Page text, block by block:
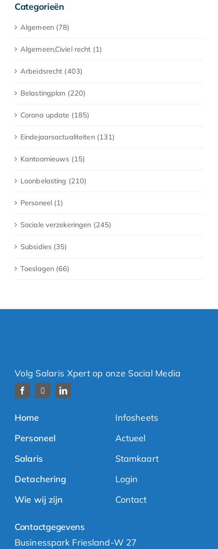
Categorieën
Algemeen (78)
Algemeen,Civiel recht (1)
Arbeidsrecht (403)
Belastingplan (220)
Corona update (185)
Eindejaarsactualiteiten (131)
Kantoornieuws (15)
Loonbelasting (210)
Personeel (1)
Sociale verzekeringen (245)
Subsidies (35)
Toeslagen (66)
Volg Salaris Xpert op onze Social Media
Home
Personeel
Salaris
Detachering
Wie wij zijn
Infosheets
Actueel
Stamkaart
Login
Contact
Contactgegevens
Businesspark Friesland-W 27